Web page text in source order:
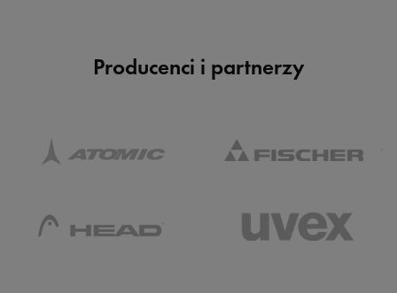
Producenci i partnerzy